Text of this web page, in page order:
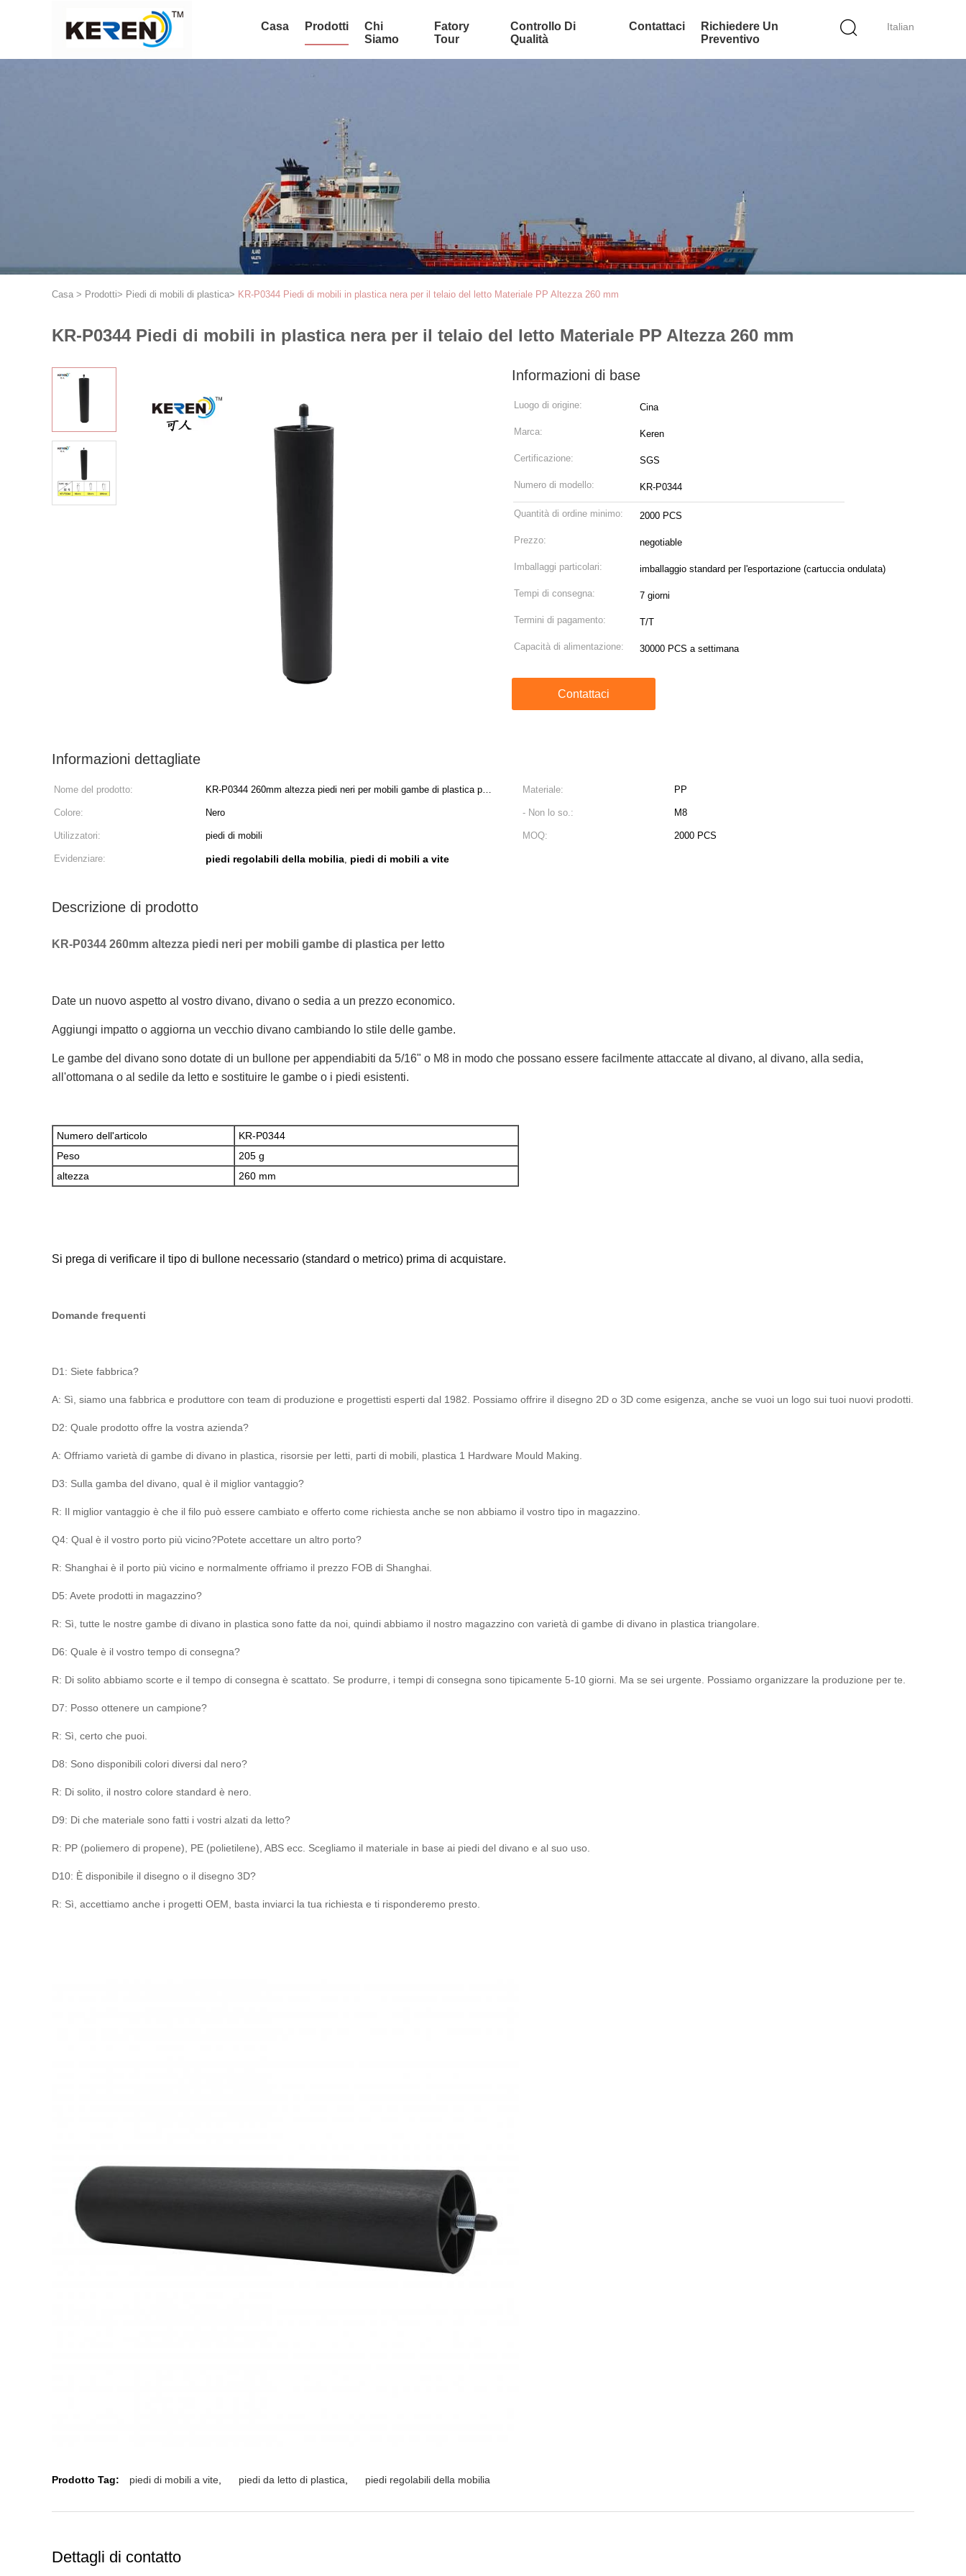
Italian
Casa Prodotti
Chi
Siamo
Fatory
Tour
Controllo Di
Qualità
Contattaci
Richiedere Un
Preventivo
Casa > Prodotti> Piedi di mobili di plastica> KR-P0344 Piedi di mobili in plastica nera per il telaio del letto Materiale PP Altezza 260 mm
KR-P0344 Piedi di mobili in plastica nera per il telaio del letto Materiale PP Altezza 260 mm
Informazioni di base
Luogo di origine: Cina
Marca: Keren
Certificazione: SGS
Numero di modello: KR-P0344
Quantità di ordine minimo: 2000 PCS
Prezzo: negotiable
Imballaggi particolari: imballaggio standard per l'esportazione (cartuccia ondulata)
Tempi di consegna: 7 giorni
Termini di pagamento: T/T
Capacità di alimentazione: 30000 PCS a settimana
Contattaci
Informazioni dettagliate
Nome del prodotto:
KR-P0344 260mm altezza piedi neri per mobili gambe di plastica per
letto
Materiale: PP
Colore: Nero - Non lo so.: M8
Utilizzatori: piedi di mobili MOQ: 2000 PCS
Evidenziare: piedi regolabili della mobilia, piedi di mobili a vite
Descrizione di prodotto
KR-P0344 260mm altezza piedi neri per mobili gambe di plastica per letto
Date un nuovo aspetto al vostro divano, divano o sedia a un prezzo economico.
Aggiungi impatto o aggiorna un vecchio divano cambiando lo stile delle gambe.
Le gambe del divano sono dotate di un bullone per appendiabiti da 5/16" o M8 in modo che possano essere facilmente attaccate al divano, al divano, alla sedia,
all'ottomana o al sedile da letto e sostituire le gambe o i piedi esistenti.
Numero dell'articolo
KR-P0344
Peso
205 g
altezza
260 mm
Si prega di verificare il tipo di bullone necessario (standard o metrico) prima di acquistare.
Domande frequenti
D1: Siete fabbrica?
A: Sì, siamo una fabbrica e produttore con team di produzione e progettisti esperti dal 1982. Possiamo offrire il disegno 2D o 3D come esigenza, anche se vuoi un logo sui tuoi nuovi prodotti.
D2: Quale prodotto offre la vostra azienda?
A: Offriamo varietà di gambe di divano in plastica, risorsie per letti, parti di mobili, plastica 1 Hardware Mould Making.
D3: Sulla gamba del divano, qual è il miglior vantaggio?
R: Il miglior vantaggio è che il filo può essere cambiato e offerto come richiesta anche se non abbiamo il vostro tipo in magazzino.
Q4: Qual è il vostro porto più vicino?Potete accettare un altro porto?
R: Shanghai è il porto più vicino e normalmente offriamo il prezzo FOB di Shanghai.
D5: Avete prodotti in magazzino?
R: Sì, tutte le nostre gambe di divano in plastica sono fatte da noi, quindi abbiamo il nostro magazzino con varietà di gambe di divano in plastica triangolare.
D6: Quale è il vostro tempo di consegna?
R: Di solito abbiamo scorte e il tempo di consegna è scattato. Se produrre, i tempi di consegna sono tipicamente 5-10 giorni. Ma se sei urgente. Possiamo organizzare la produzione per te.
D7: Posso ottenere un campione?
R: Sì, certo che puoi.
D8: Sono disponibili colori diversi dal nero?
R: Di solito, il nostro colore standard è nero.
D9: Di che materiale sono fatti i vostri alzati da letto?
R: PP (poliemero di propene), PE (polietilene), ABS ecc. Scegliamo il materiale in base ai piedi del divano e al suo uso.
D10: È disponibile il disegno o il disegno 3D?
R: Sì, accettiamo anche i progetti OEM, basta inviarci la tua richiesta e ti risponderemo presto.
Prodotto Tag: piedi di mobili a vite piedi da letto di plastica piedi regolabili della mobilia
Dettagli di contatto